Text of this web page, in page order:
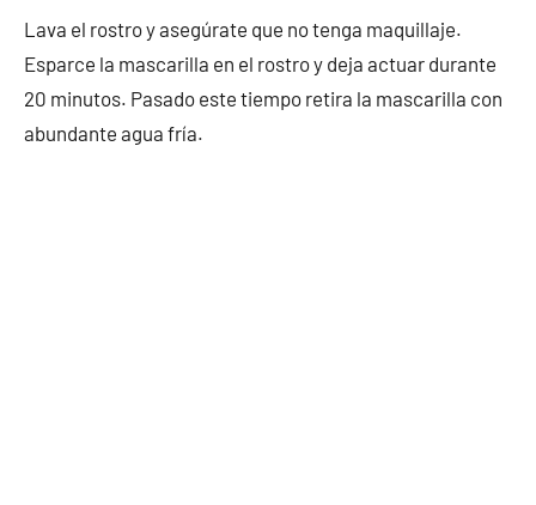
Lava el rostro y asegúrate que no tenga maquillaje.
Esparce la mascarilla en el rostro y deja actuar durante
20 minutos. Pasado este tiempo retira la mascarilla con
abundante agua fría.